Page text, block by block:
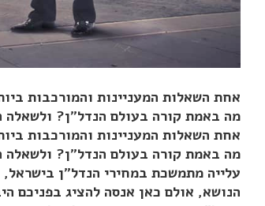
אחת השאלות המעניינות והמורכבות
מה באמת קורה בעולם הנדל"ן? ולשאלה
אחת השאלות המעניינות והמורכבות
מה באמת קורה בעולם הנדל"ן? ולשאלה
עלייה מתמשכת במחירי הנדל"ן
הנושא, אולם כאן אנסה להציג בפניכם